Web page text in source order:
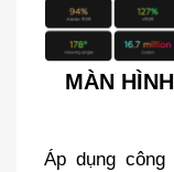
MÀN
Áp dụng